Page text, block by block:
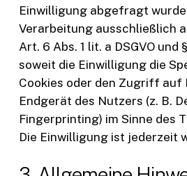
Einwilligung abgefragt
Verarbeitung ausschließlich
Art. 6 Abs. 1 lit. a DSGVO und
soweit die Einwilligung die
Cookies oder den Zugriff auf
Endgerät des Nutzers (z. B.
Fingerprinting) im Sinne des
Die Einwilligung ist jederzeit